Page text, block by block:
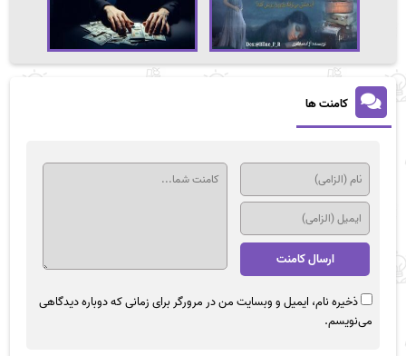
کامنت ها
ذخیره نام، ایمیل و وبسایت من در مرورگر برای زمانی که دوباره دیدگاهی
می‌نویسم.